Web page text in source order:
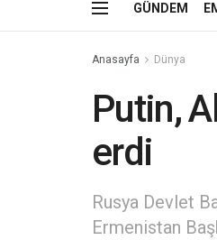
GÜNDEM
Anasayfa Dünya
Putin,
erdi
Rusya Devlet
Ermenistan